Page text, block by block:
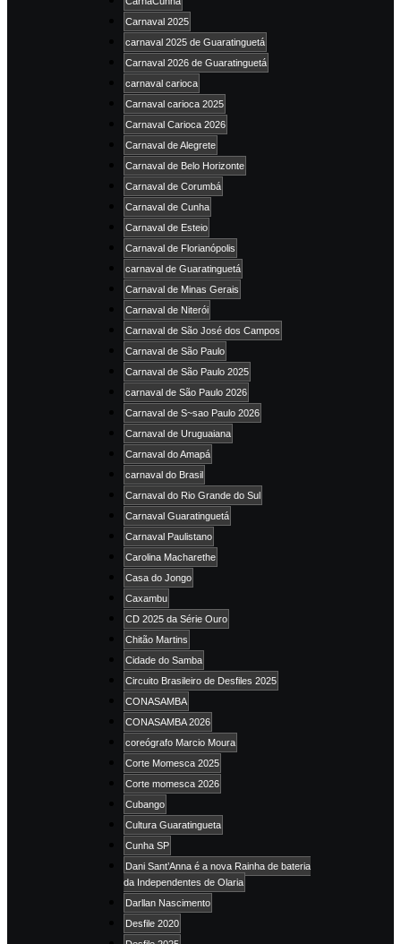
Carnaval 2025
carnaval 2025 de Guaratinguetá
Carnaval 2026 de Guaratinguetá
carnaval carioca
Carnaval carioca 2025
Carnaval Carioca 2026
Carnaval de Alegrete
Carnaval de Belo Horizonte
Carnaval de Corumbá
Carnaval de Cunha
Carnaval de Esteio
Carnaval de Florianópolis
carnaval de Guaratinguetá
Carnaval de Minas Gerais
Carnaval de Niterói
Carnaval de São José dos Campos
Carnaval de São Paulo
Carnaval de São Paulo 2025
carnaval de São Paulo 2026
Carnaval de S~sao Paulo 2026
Carnaval de Uruguaiana
Carnaval do Amapá
carnaval do Brasil
Carnaval do Rio Grande do Sul
Carnaval Guaratinguetá
Carnaval Paulistano
Carolina Macharethe
Casa do Jongo
Caxambu
CD 2025 da Série Ouro
Chitão Martins
Cidade do Samba
Circuito Brasileiro de Desfiles 2025
CONASAMBA
CONASAMBA 2026
coreógrafo Marcio Moura
Corte Momesca 2025
Corte momesca 2026
Cubango
Cultura Guaratingueta
Cunha SP
Dani Sant’Anna é a nova Rainha de bateria
da Independentes de Olaria
Darllan Nascimento
Desfile 2020